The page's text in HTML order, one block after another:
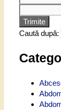
Trimite
Caută după: